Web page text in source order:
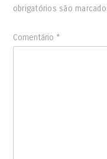
obrigatórios são
Comentário *